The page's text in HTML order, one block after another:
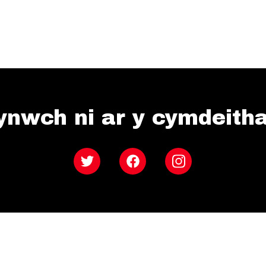
ni ar y
Twitter Facebook Instagram